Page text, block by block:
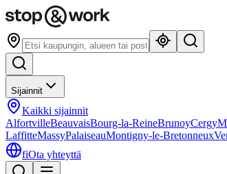
Sijainnit
Kaikki sijainnit
AlfortvilleBeauvaisBourg-la-ReineBrunoyCergy
LaffitteMassyPalaiseauMontigny-le-Bretonneux
fiOta yhteyttä